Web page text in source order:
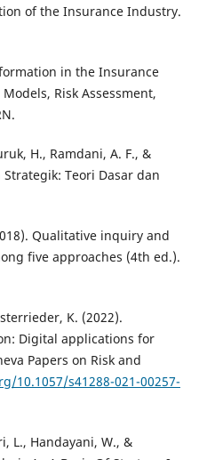
of the Insurance Industry.
in the Insurance
Risk Assessment,
H., Ramdani, A. F., &
Teori Dasar dan
Qualitative inquiry and
five approaches (4th ed.).
K. (2022).
Digital applications for
Papers on Risk and
10.1057/s41288-021-00257-
L., Handayani, W., &